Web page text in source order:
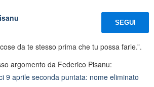
SEGUI
da te stesso prima che tu possa farle.”.
argomento da Federico Pisanu:
9 aprile seconda puntata: nome eliminato